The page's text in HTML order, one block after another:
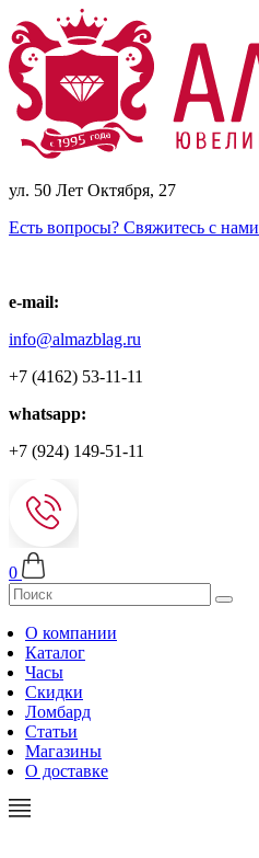
ул. 50 Лет Октября, 27
Есть вопросы? Свяжитесь с нами
e-mail:
info@almazblag.ru
+7 (4162) 53-11-11
whatsapp:
+7 (924) 149-51-11
0
О компании
Каталог
Часы
Скидки
Ломбард
Статьи
Магазины
О доставке